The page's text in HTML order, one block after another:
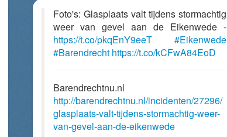
Foto's: Glasplaats valt tijdens stormachtig
weer van gevel aan de Eikenwede -
https://t.co/pkqEnY9eeT
#Eikenwede
#Barendrecht https://t.co/kCFwA84EoD
Barendrechtnu.nl
http://barendrechtnu.nl/incidenten/27296/
glasplaats-valt-tijdens-stormachtig-weer-
van-gevel-aan-de-eikenwede